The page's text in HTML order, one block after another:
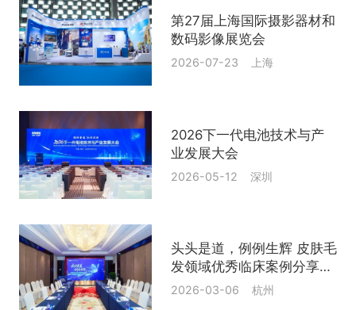
第27届上海国际摄影器材和
数码影像展览会
2026-07-23 上海
2026下一代电池技术与产
业发展大会
2026-05-12 深圳
头头是道，例例生辉 皮肤毛
发领域优秀临床案例分享与
学术交流活动
2026-03-06 杭州